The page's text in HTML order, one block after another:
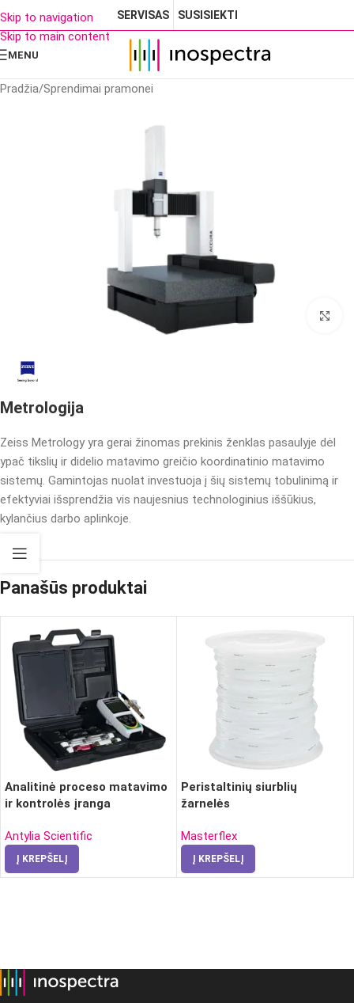
Skip to navigation
Skip to main content
SERVISAS SUSISIEKTI
MENU
Pradžia/Sprendimai pramonei
Metrologija
Zeiss Metrology yra gerai žinomas prekinis ženklas pasaulyje dėl
ypač tikslių ir didelio matavimo greičio koordinatinio matavimo
sistemų. Gamintojas nuolat investuoja į šių sistemų tobulinimą ir
efektyviai išsprendžia vis naujesnius technologinius iššūkius,
kylančius darbo aplinkoje.
Panašūs produktai
Analitinė proceso matavimo
ir kontrolės įranga
Antylia Scientific
Į KREPŠELĮ
Peristaltinių siurblių
žarnelės
Masterflex
Į KREPŠELĮ